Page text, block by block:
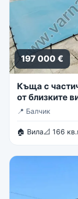
197 000 €
Къща с
от близките
📍 Балчик
🏠 Вила📐 166